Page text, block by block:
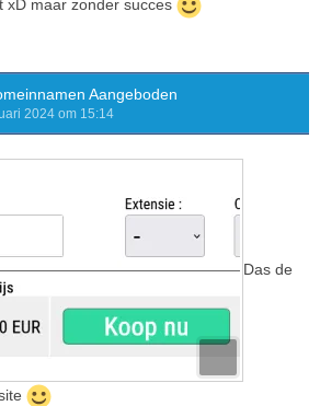
["$msCompile"]
xD maar zonder succes
Aangeboden
2024 om 15:14
Das de